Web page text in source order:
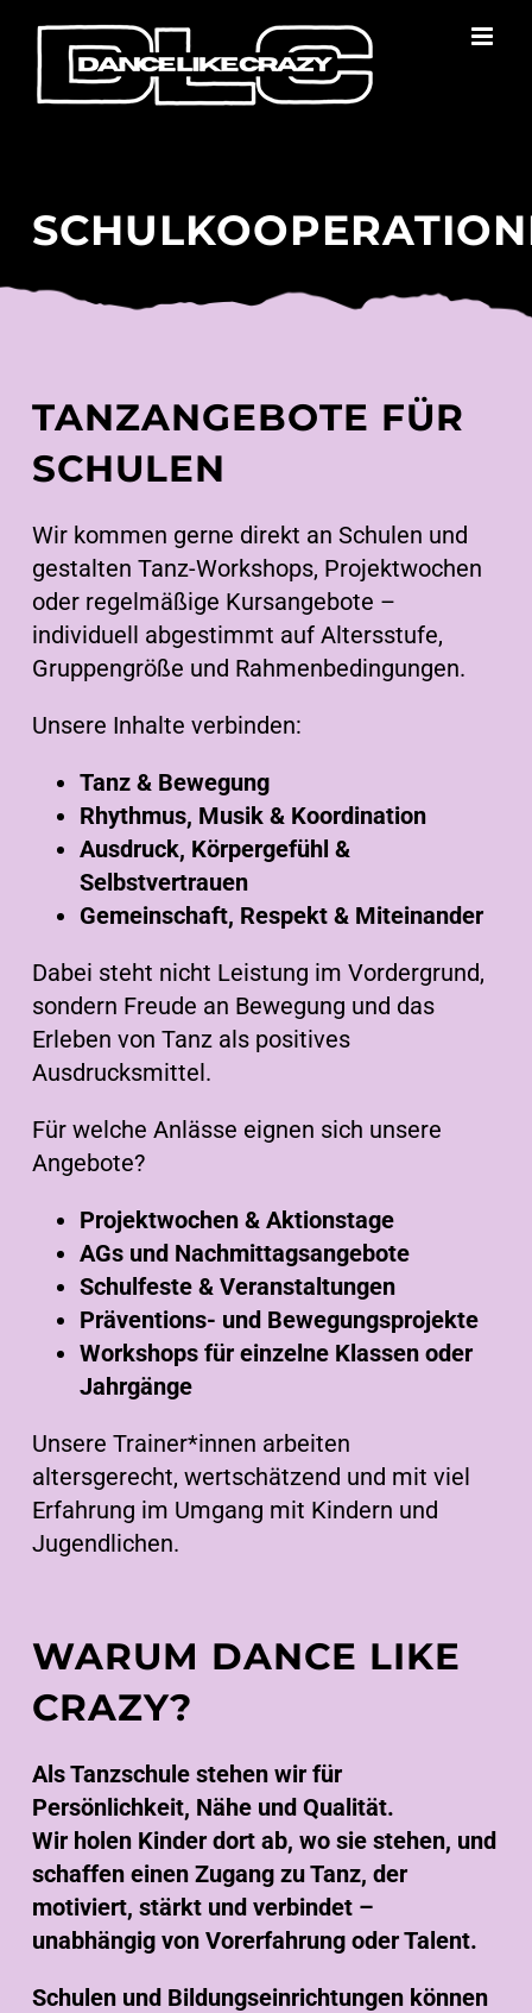
Inhalt
springen
TANZANGEBOTE FÜR
SCHULEN
Wir kommen gerne direkt an Schulen und
gestalten Tanz-Workshops, Projektwochen
oder regelmäßige Kursangebote –
individuell abgestimmt auf Altersstufe,
Gruppengröße und Rahmenbedingungen.
Unsere Inhalte verbinden:
Tanz & Bewegung
Rhythmus, Musik & Koordination
Ausdruck, Körpergefühl &
Selbstvertrauen
Gemeinschaft, Respekt & Miteinander
Dabei steht nicht Leistung im Vordergrund,
sondern Freude an Bewegung und das
Erleben von Tanz als positives
Ausdrucksmittel.
Für welche Anlässe eignen sich unsere
Angebote?
Projektwochen & Aktionstage
AGs und Nachmittagsangebote
Schulfeste & Veranstaltungen
Präventions- und Bewegungsprojekte
Workshops für einzelne Klassen oder
Jahrgänge
Unsere Trainer*innen arbeiten
altersgerecht, wertschätzend und mit viel
Erfahrung im Umgang mit Kindern und
Jugendlichen.
WARUM DANCE LIKE
CRAZY?
Als Tanzschule stehen wir für
Persönlichkeit, Nähe und Qualität.
Wir holen Kinder dort ab, wo sie stehen, und
schaffen einen Zugang zu Tanz, der
motiviert, stärkt und verbindet –
unabhängig von Vorerfahrung oder Talent.
Schulen und Bildungseinrichtungen können